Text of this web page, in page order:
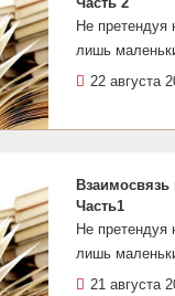
Не претендуя
лишь
22 августа
Часть1
Не претендуя
лишь
21 августа